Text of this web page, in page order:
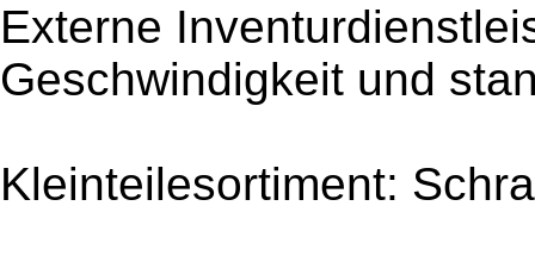
Externe
Geschwindigkeit und
Kleinteilesortiment: